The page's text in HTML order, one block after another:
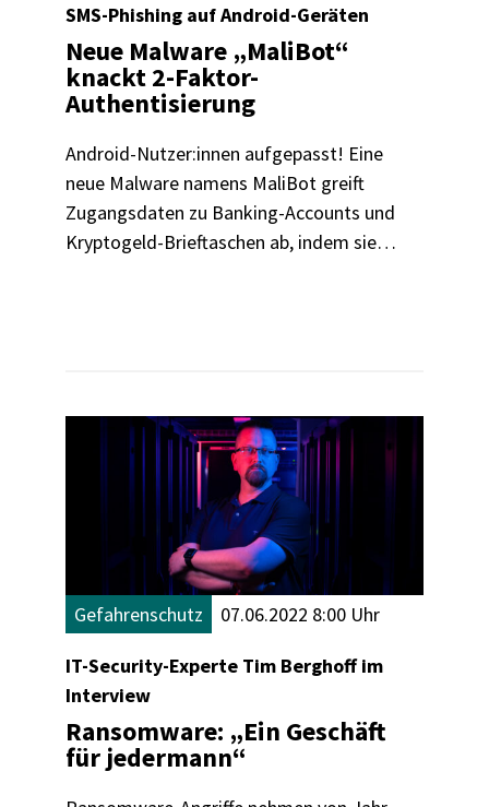
SMS-Phishing auf Android-Geräten
Neue Malware „MaliBot“
knackt 2-Faktor-
Authentisierung
Android-Nutzer:innen aufgepasst! Eine
neue Malware namens MaliBot greift
Zugangsdaten zu Banking-Accounts und
Kryptogeld-Brieftaschen ab, indem sie
Gefahrenschutz 07.06.2022 8:00 Uhr
IT-Security-Experte Tim Berghoff im
Interview
Ransomware: „Ein Geschäft
für jedermann“